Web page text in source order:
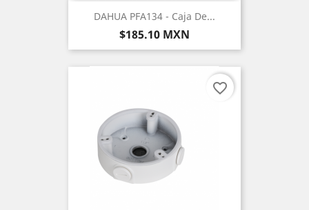
DAHUA PFA134 - Caja De...
Precio
$185.10 MXN
favorite_border